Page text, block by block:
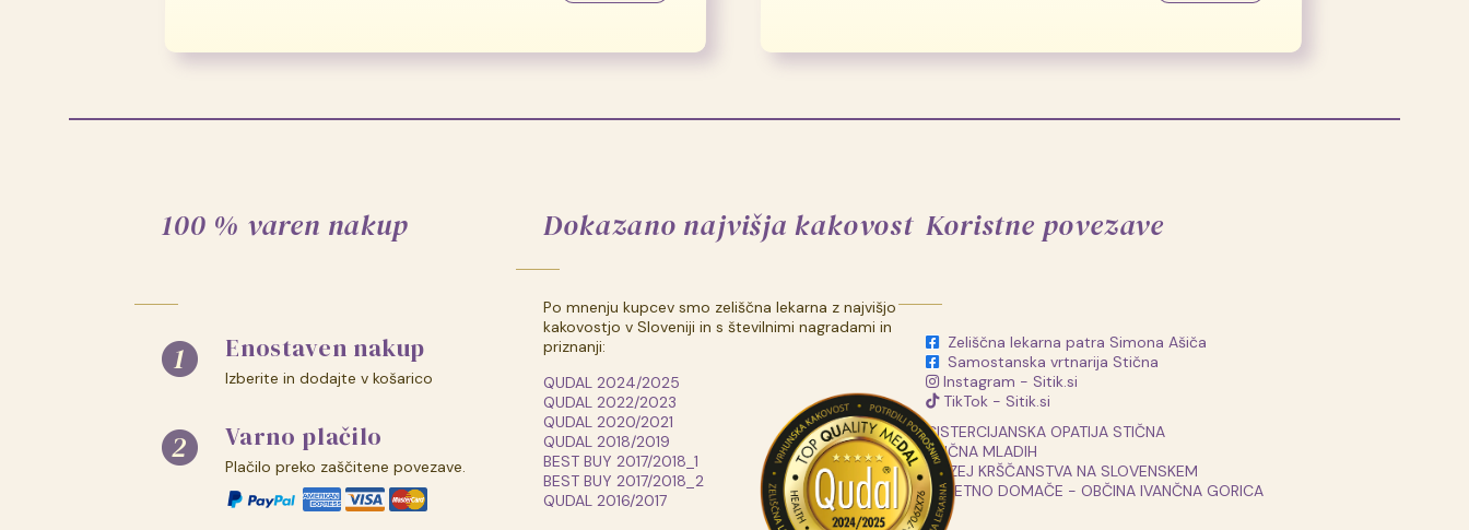
100 % varen nakup
Enostaven nakup
Izberite in dodajte v košarico
Varno plačilo
Plačilo preko zaščitene povezave.
Dokazano najvišja kakovost
Po mnenju kupcev smo zeliščna lekarna z najvišjo
kakovostjo v Sloveniji in s številnimi nagradami in
priznanji:
QUDAL 2024/2025
QUDAL 2022/2023
QUDAL 2020/2021
QUDAL 2018/2019
BEST BUY 2017/2018_1
BEST BUY 2017/2018_2
QUDAL 2016/2017
Koristne povezave
Zeliščna lekarna patra Simona Ašiča
Samostanska vrtnarija Stična
Instagram - Sitik.si
TikTok - Sitik.si
CISTERCIJANSKA OPATIJA STIČNA
STIČNA MLADIH
MUZEJ KRŠČANSTVA NA SLOVENSKEM
PRIJETNO DOMAČE - OBČINA IVANČNA GORICA